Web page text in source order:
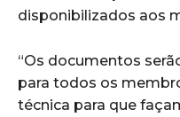
disponibilizados aos
“Os documentos
para todos os
técnica para que